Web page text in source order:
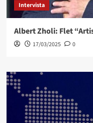
Intervista
Albert Zholi: Flet
17/03/2025 0